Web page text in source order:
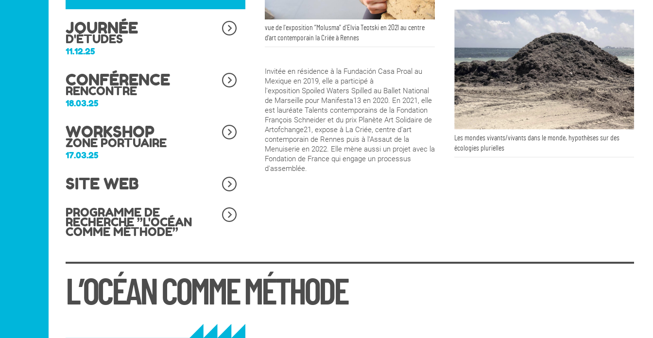
JOURNÉE
D'ÉTUDES
11.12.25
CONFÉRENCE
RENCONTRE
18.03.25
WORKSHOP
ZONE PORTUAIRE
17.03.25
SITE WEB
PROGRAMME DE
RECHERCHE ’’L'OCÉAN
COMME MÉTHODE’’
vue de l'exposition ’’Molusma’’ d'Elvia Teotski en 2021 au centre
d’art contemporain la Criée à Rennes
Invitée en résidence à la Fundación Casa Proal au
Mexique en 2019, elle a participé à
l'exposition Spoiled Waters Spilled au Ballet National
de Marseille pour Manifesta13 en 2020. En 2021, elle
est lauréate Talents contemporains de la Fondation
François Schneider et du prix Planète Art Solidaire de
Artofchange21, expose à La Criée, centre d’art
contemporain de Rennes puis à l’Assaut de la
Menuiserie en 2022. Elle mène aussi un projet avec la
Fondation de France qui engage un processus
d'assemblée.
Les mondes vivants/vivants dans le monde, hypothèses sur des
écologies plurielles
L’OCÉAN COMME MÉTHODE